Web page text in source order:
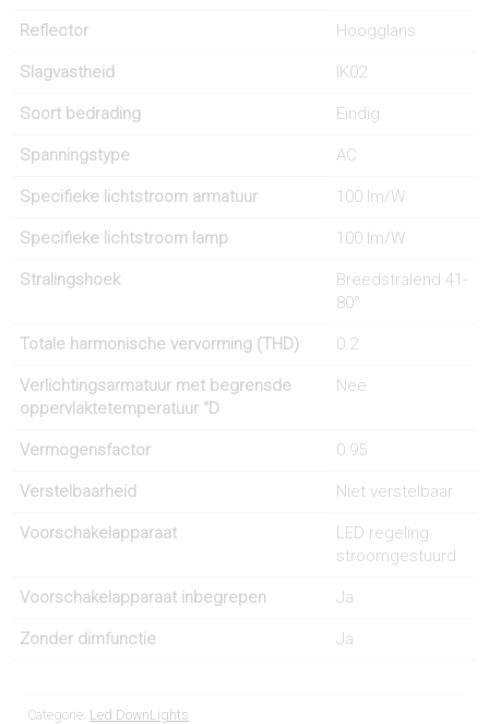
Reflector Hoogglans
Slagvastheid IK02
Soort bedrading Eindig
Spanningstype AC
Specifieke lichtstroom armatuur 100 lm/W
Specifieke lichtstroom lamp 100 lm/W
Stralingshoek
Breedstralend 41-
80°
Totale harmonische vervorming (THD) 0.2
Verlichtingsarmatuur met begrensde
oppervlaktetemperatuur “D
Nee
Vermogensfactor 0.95
Verstelbaarheid Niet verstelbaar
Voorschakelapparaat
LED regeling
stroomgestuurd
Voorschakelapparaat inbegrepen Ja
Zonder dimfunctie Ja
Categorie: Led DownLights